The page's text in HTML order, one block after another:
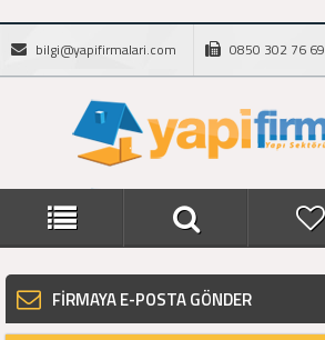
bilgi@yapifirmalari.com 0850 302 76 69
FİRMAYA E-POSTA GÖNDER